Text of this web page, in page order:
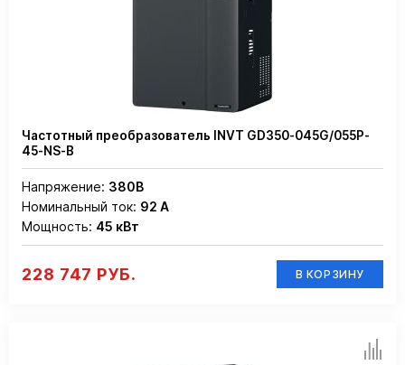
Частотный преобразователь INVT GD350-045G/055P-
45-NS-B
Напряжение: 380В
Номинальный ток: 92 А
Мощность: 45 кВт
228 747 РУБ. В КОРЗИНУ